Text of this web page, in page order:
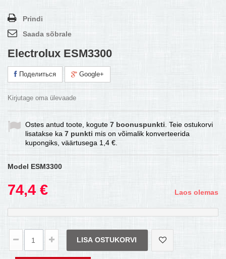
Prindi
Saada sõbrale
Electrolux ESM3300
Поделиться Google+
Kirjutage oma ülevaade
Ostes antud toote, kogute 7 boonuspunkti . Teie ostukorvi
lisatakse ka 7 punkti mis on võimalik konverteerida
kupongiks, väärtusega 1,4 €
Model ESM3300
74,4 € Laos olemas
LISA OSTUKORVI